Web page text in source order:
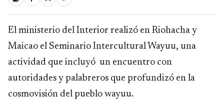
El ministerio del Interior realizó en Riohacha y
Maicao el Seminario Intercultural Wayuu, una
actividad que incluyó un encuentro con
autoridades y palabreros que profundizó en la
cosmovisión del pueblo wayuu.